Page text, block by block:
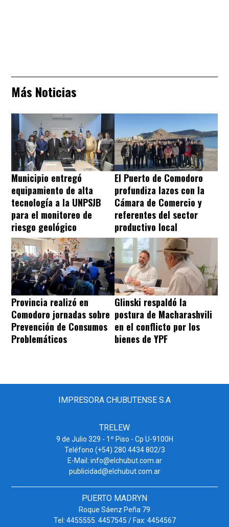
Más Noticias
Municipio entregó
equipamiento de alta
tecnología a la UNPSJB
para el monitoreo de
riesgo geológico
El Puerto de Comodoro
profundiza lazos con la
Cámara de Comercio y
referentes del sector
productivo local
Provincia realizó en
Comodoro jornadas sobre
Prevención de Consumos
Problemáticos
Glinski respaldó la
postura de Macharashvili
en el conflicto por los
bienes de YPF
IMPRESORA CHUBUTENSE S.A
TRELEW
9 de Julio 329 - 1º Piso - Cp U-9100H
Teléfono (+54) 280 4434 802/3
E-Mail: info@elchubut.com.ar
publicidad@elchubut.com.ar
PUERTO MADRYN
Roque Sáenz Peña 79
Tel: 4455555. 4457545 / Fax: 4454567